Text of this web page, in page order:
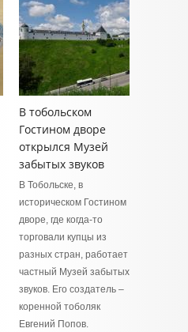
В тобольском
Гостином дворе
открылся Музей
забытых звуков
В Тобольске, в
историческом Гостином
дворе, где когда-то
торговали купцы из
разных стран, работает
частный Музей забытых
звуков. Его создатель –
коренной тоболяк
Евгений Попов.